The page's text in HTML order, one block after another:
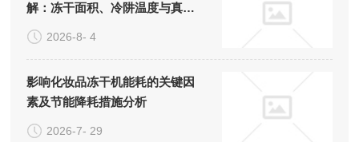
解：冻干面积、冷阱温度与真空
系统的成本构成
2026-8- 4
影响化妆品冻干机能耗的关键因
素及节能降耗措施分析
2026-7- 29